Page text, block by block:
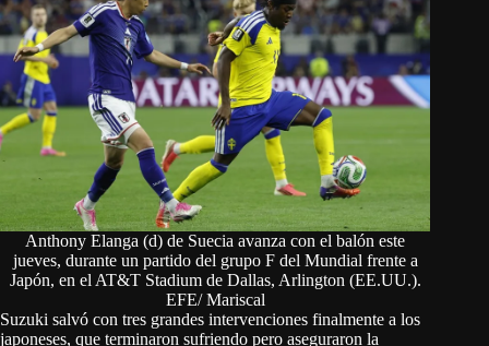
Anthony Elanga (d) de Suecia avanza con el balón este
jueves, durante un partido del grupo F del Mundial frente a
Japón, en el AT&T Stadium de Dallas, Arlington (EE.UU.).
EFE/ Mariscal
Suzuki salvó con tres grandes intervenciones finalmente a los
japoneses, que terminaron sufriendo pero aseguraron la